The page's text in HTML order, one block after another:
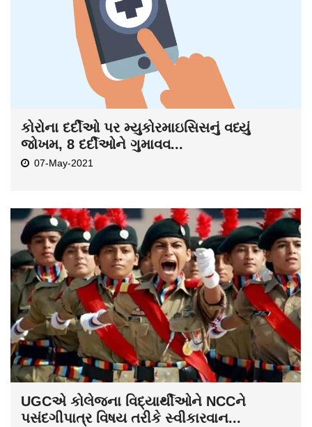
કોરોના દર્દીઓ પર મ્યુકોરમાઇસિસનું વધ્યું
જોખમ, 8 દર્દીઓને ગુમાવવ...
07-May-2021
UGCએ કોલેજના વિદ્યાર્થીઓને NCCને
પસંદગીપાત્ર વિષય તરીકે સ્વીકારવાન...